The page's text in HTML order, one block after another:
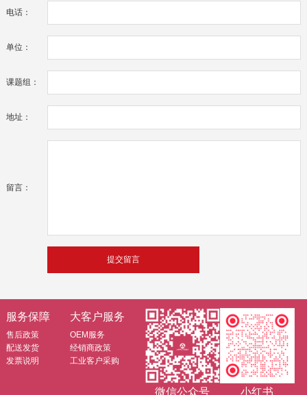
电话：
单位：
课题组：
地址：
留言：
服务保障
售后政策
配送发货
发票说明
大客户服务
OEM服务
经销商政策
工业客户采购
微信公众号 小红书